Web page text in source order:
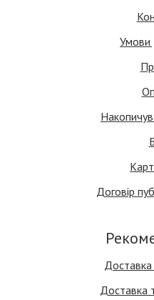
Умови
Договір
Доставка
Доставка